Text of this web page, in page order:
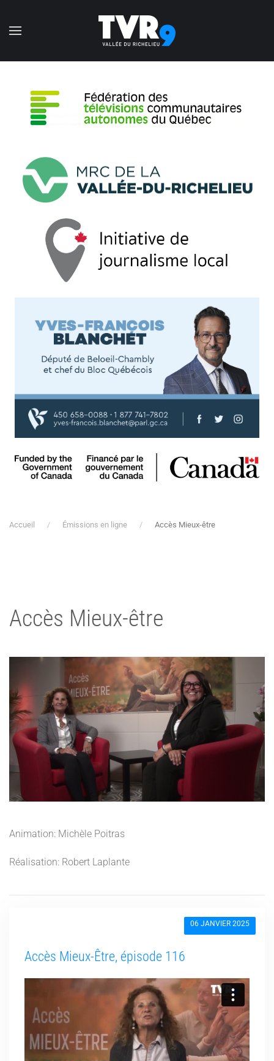
Accéder au contenu principal
Accueil Émissions en ligne Accès Mieux-être
Accès Mieux-être
Animation: Michèle Poitras
Réalisation: Robert Laplante
06 JANVIER 2025
Accès Mieux-Être, épisode 116